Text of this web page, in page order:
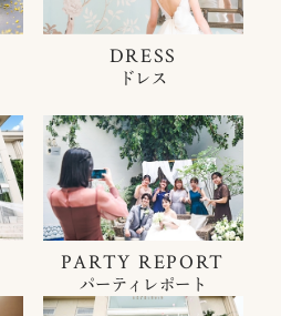
DRESS
ドレス
PARTY REPORT
パーティレポート